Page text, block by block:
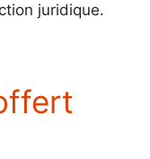
juridique.